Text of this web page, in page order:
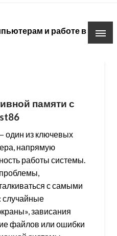
и работе в
памяти с
один из ключевых
напрямую
работы системы.
с самыми
зависания
файлов или ошибки